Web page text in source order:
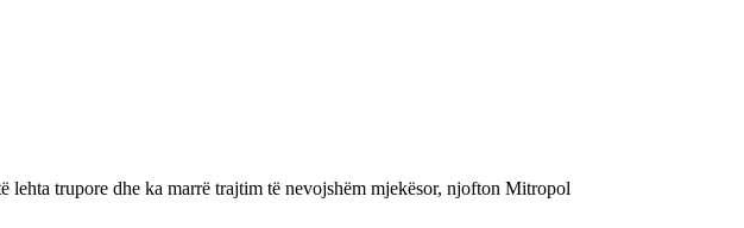
lehta trupore dhe ka marrë trajtim të nevojshëm mjekësor, njofton Mitropol